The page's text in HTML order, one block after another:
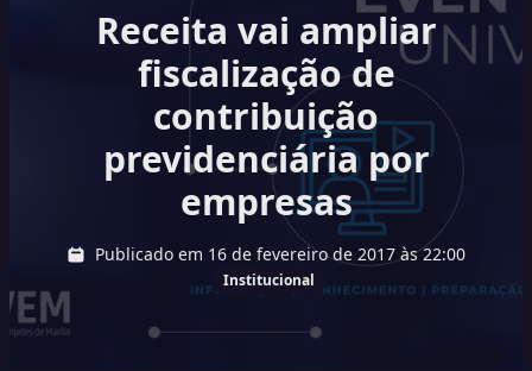
empresas
Receita vai ampliar
fiscalização de
contribuição
previdenciária por
empresas
Publicado em 16 de fevereiro de 2017 às 22:00
Institucional